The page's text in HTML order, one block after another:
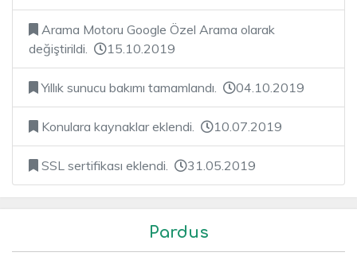
Arama Motoru Google Özel Arama olarak
değiştirildi.
15.10.2019
Yıllık sunucu bakımı tamamlandı. 04.10.2019
Konulara kaynaklar eklendi. 10.07.2019
SSL sertifikası eklendi. 31.05.2019
Pardus